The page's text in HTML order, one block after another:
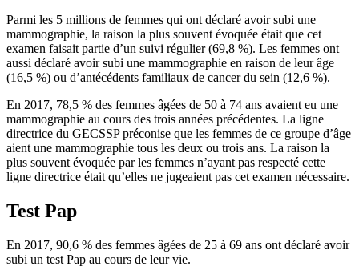
Parmi les 5 millions de femmes qui ont déclaré avoir subi une
mammographie, la raison la plus souvent évoquée était que cet
examen faisait partie d’un suivi régulier (69,8 %). Les femmes ont
aussi déclaré avoir subi une mammographie en raison de leur âge
(16,5 %) ou d’antécédents familiaux de cancer du sein (12,6 %).
En 2017, 78,5 % des femmes âgées de 50 à 74 ans avaient eu une
mammographie au cours des trois années précédentes. La ligne
directrice du GECSSP préconise que les femmes de ce groupe d’âge
aient une mammographie tous les deux ou trois ans. La raison la
plus souvent évoquée par les femmes n’ayant pas respecté cette
ligne directrice était qu’elles ne jugeaient pas cet examen nécessaire.
Test Pap
En 2017, 90,6 % des femmes âgées de 25 à 69 ans ont déclaré avoir
subi un test Pap au cours de leur vie.